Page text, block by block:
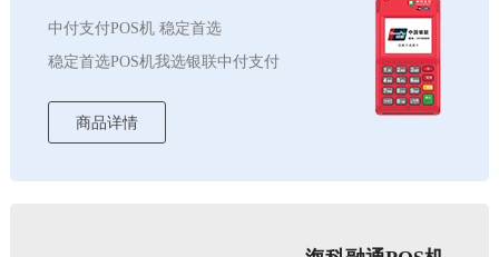
中付支付POS机 稳定首选
稳定首选POS机我选银联中付支付
商品详情